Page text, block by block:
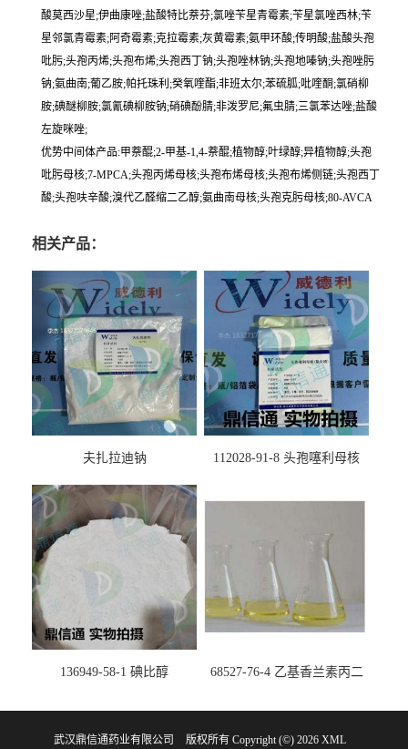
酸莫西沙星;伊曲康唑;盐酸特比萘芬;氯唑苄星青霉素;苄星氯唑西林;苄
星邻氯青霉素;阿奇霉素;克拉霉素;灰黄霉素;氨甲环酸;传明酸;盐酸头孢
吡肟;头孢丙烯;头孢布烯;头孢西丁钠;头孢唑林钠;头孢地嗪钠;头孢唑肟
钠;氨曲南;葡乙胺;帕托珠利;癸氧喹酯;非班太尔;苯硫胍;吡喹酮;氯硝柳
胺;碘醚柳胺;氯氰碘柳胺钠;硝碘酚腈;非泼罗尼;氟虫腈;三氯苯达唑;盐酸
左旋咪唑;
优势中间体产品:甲萘醌;2-甲基-1,4-萘醌;植物醇;叶绿醇;异植物醇;头孢
吡肟母核;7-MPCA;头孢丙烯母核;头孢布烯母核;头孢布烯侧链;头孢西丁
酸;头孢呋辛酸;溴代乙醛缩二乙醇;氨曲南母核;头孢克肟母核;80-AVCA
相关产品：
夫扎拉迪钠
112028-91-8 头孢噻利母核
136949-58-1 碘比醇
68527-76-4 乙基香兰素丙二
剂 -香精香料 -鼎信通李杰
武汉鼎信通药业有限公司 版权所有 Copyright (©) 2026 XML